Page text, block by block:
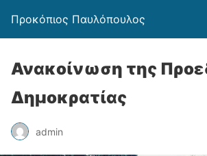
Προκόπιος Παυλόπουλος
Ανακοίνωση της
Δημοκρατίας
admin